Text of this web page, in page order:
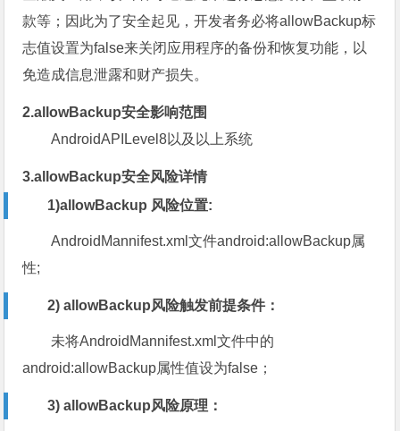
款等；因此为了安全起见，开发者务必将allowBackup标
志值设置为false来关闭应用程序的备份和恢复功能，以
免造成信息泄露和财产损失。
2.allowBackup安全影响范围
AndroidAPILevel8以及以上系统
3.allowBackup安全风险详情
1)allowBackup 风险位置:
AndroidMannifest.xml文件android:allowBackup属
性;
2) allowBackup风险触发前提条件：
未将AndroidMannifest.xml文件中的
android:allowBackup属性值设为false；
3) allowBackup风险原理：